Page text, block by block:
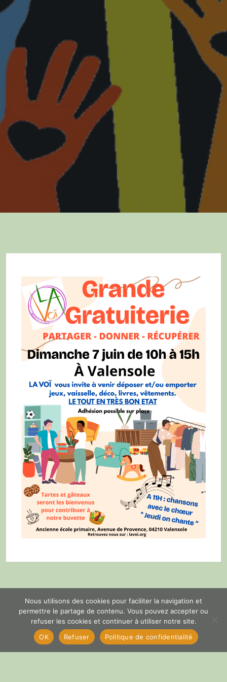
PREVIOUS POST
Nous utilisons des cookies pour faciliter la navigation et
permettre le partage de contenu. Vous pouvez accepter ou
refuser les cookies et continuer à utiliser notre site.
OK
Refuser Politique de confidentialité